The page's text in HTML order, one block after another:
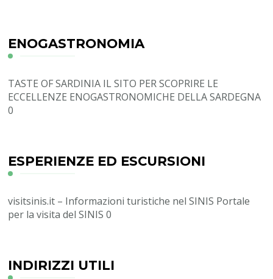
ENOGASTRONOMIA
TASTE OF SARDINIA IL SITO PER SCOPRIRE LE
ECCELLENZE ENOGASTRONOMICHE DELLA SARDEGNA
0
ESPERIENZE ED ESCURSIONI
visitsinis.it – Informazioni turistiche nel SINIS Portale
per la visita del SINIS 0
INDIRIZZI UTILI